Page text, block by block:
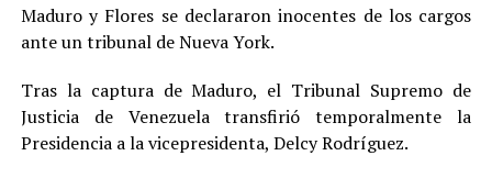
Maduro y Flores se declararon inocentes de los cargos
ante un tribunal de Nueva York.
Tras la captura de Maduro, el Tribunal Supremo de
Justicia de Venezuela transfirió temporalmente la
Presidencia a la vicepresidenta, Delcy Rodríguez.